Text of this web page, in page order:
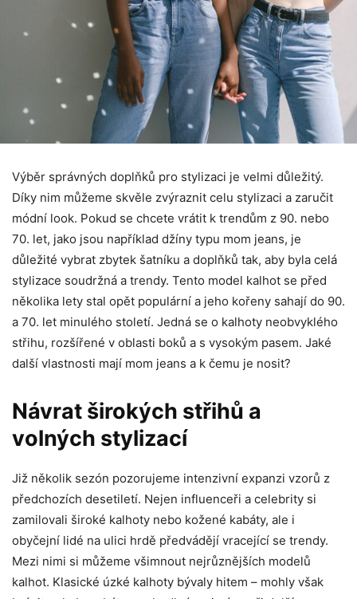
Výběr správných doplňků pro stylizaci je velmi důležitý.
Díky nim můžeme skvěle zvýraznit celu stylizaci a zaručit
módní look. Pokud se chcete vrátit k trendům z 90. nebo
70. let, jako jsou například džíny typu mom jeans, je
důležité vybrat zbytek šatníku a doplňků tak, aby byla celá
stylizace soudržná a trendy. Tento model kalhot se před
několika lety stal opět populární a jeho kořeny sahají do 90.
a 70. let minulého století. Jedná se o kalhoty neobvyklého
střihu, rozšířené v oblasti boků a s vysokým pasem. Jaké
další vlastnosti mají mom jeans a k čemu je nosit?
Návrat širokých střihů a
volných stylizací
Již několik sezón pozorujeme intenzivní expanzi vzorů z
předchozích desetiletí. Nejen influenceři a celebrity si
zamilovali široké kalhoty nebo kožené kabáty, ale i
obyčejní lidé na ulici hrdě předvádějí vracející se trendy.
Mezi nimi si můžeme všimnout nejrůznějších modelů
kalhot. Klasické úzké kalhoty bývaly hitem – mohly však